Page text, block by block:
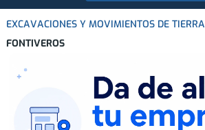
EXCAVACIONES Y MOVIMIENTOS DE TIERRA
FONTIVEROS